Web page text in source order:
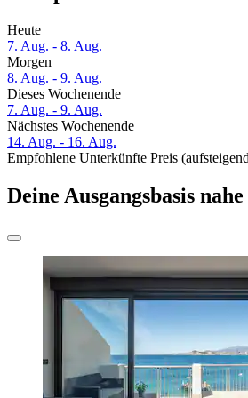
Heute
7. Aug. - 8. Aug.
Morgen
8. Aug. - 9. Aug.
Dieses Wochenende
7. Aug. - 9. Aug.
Nächstes Wochenende
14. Aug. - 16. Aug.
Empfohlene Unterkünfte Preis
Deine Ausgangsbasis